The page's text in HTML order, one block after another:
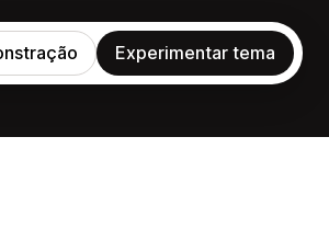
Experimentar tema